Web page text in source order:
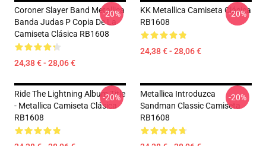
Coroner Slayer Band Metallica
Banda Judas P Copia De La
Camiseta Clásica RB1608
24,38 € - 28,06 €
-20%
KK Metallica Camiseta Clásica
RB1608
24,38 € - 28,06 €
-20%
Ride The Lightning Album Title
- Metallica Camiseta Clásica
RB1608
-20%
Metallica Introduzca
Sandman Classic Camiseta
RB1608
-20%